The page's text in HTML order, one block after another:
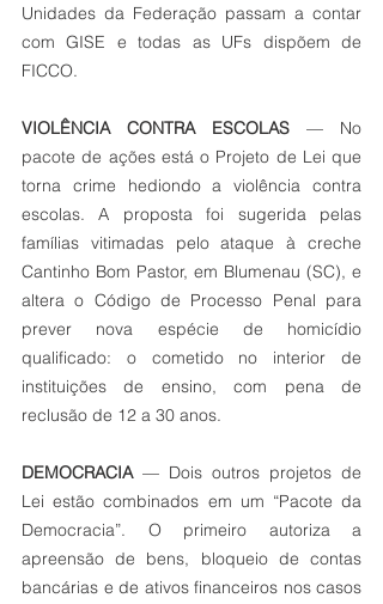
Unidades da Federação passam a contar
com GISE e todas as UFs dispõem de
FICCO.
VIOLÊNCIA CONTRA ESCOLAS — No
pacote de ações está o Projeto de Lei que
torna crime hediondo a violência contra
escolas. A proposta foi sugerida pelas
famílias vitimadas pelo ataque à creche
Cantinho Bom Pastor, em Blumenau (SC), e
altera o Código de Processo Penal para
prever nova espécie de homicídio
qualificado: o cometido no interior de
instituições de ensino, com pena de
reclusão de 12 a 30 anos.
DEMOCRACIA — Dois outros projetos de
Lei estão combinados em um “Pacote da
Democracia”. O primeiro autoriza a
apreensão de bens, bloqueio de contas
bancárias e de ativos financeiros nos casos